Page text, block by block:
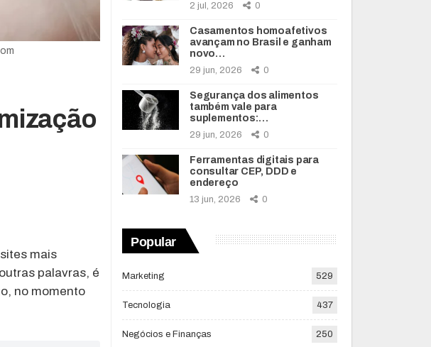
mais
palavras, é
no momento
2 jul, 2026 0
Casamentos homoafetivos
avançam no Brasil e ganham
novo…
29 jun, 2026 0
Segurança dos alimentos
também vale para
suplementos:…
29 jun, 2026 0
Ferramentas digitais para
consultar CEP, DDD e
endereço
13 jun, 2026 0
Popular
Marketing 529
Tecnologia 437
Negócios e Finanças 250